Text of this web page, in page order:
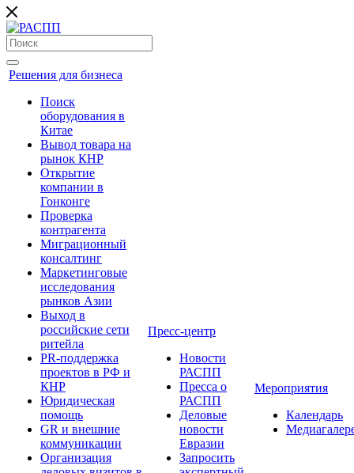
Решения для бизнеса
Поиск
оборудования в
Китае
Вывод товара на
рынок КНР
Открытие
компании в
Гонконге
Проверка
контрагента
Миграционный
консалтинг
Маркетинговые
исследования
рынков Азии
Выход в
российские сети
ритейла
PR-поддержка
проектов в РФ и
КНР
Юридическая
помощь
GR и внешние
коммуникации
Организация
Пресс-центр
Новости
РАСПП
Пресса о
РАСПП
Деловые
новости
Евразии
Запросить
Мероприятия
Календарь